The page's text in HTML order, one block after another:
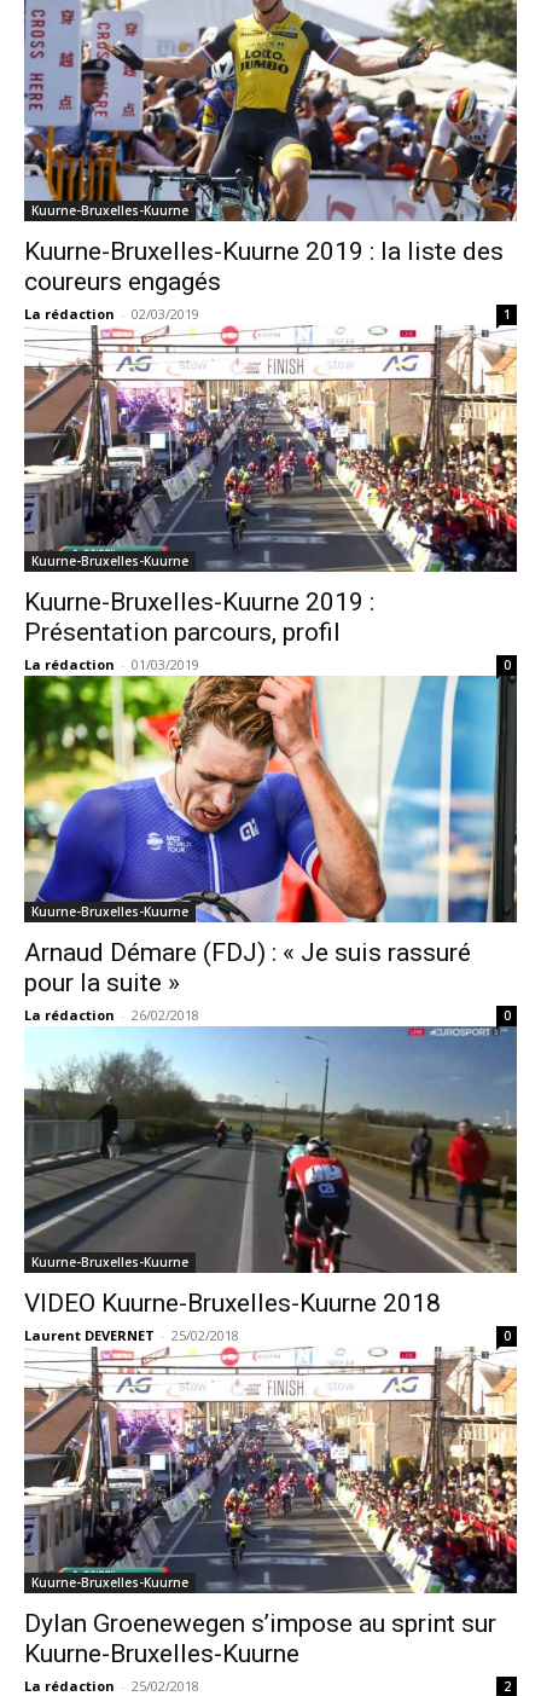
Kuurne-Bruxelles-Kuurne
Kuurne-Bruxelles-Kuurne 2019 : la liste des
coureurs engagés
La rédaction - 02/03/2019 1
Kuurne-Bruxelles-Kuurne
Kuurne-Bruxelles-Kuurne 2019 :
Présentation parcours, profil
La rédaction - 01/03/2019 0
Kuurne-Bruxelles-Kuurne
Arnaud Démare (FDJ) : « Je suis rassuré
pour la suite »
La rédaction - 26/02/2018 0
Kuurne-Bruxelles-Kuurne
VIDEO Kuurne-Bruxelles-Kuurne 2018
Laurent DEVERNET - 25/02/2018 0
Kuurne-Bruxelles-Kuurne
Dylan Groenewegen s’impose au sprint sur
Kuurne-Bruxelles-Kuurne
La rédaction - 25/02/2018 2